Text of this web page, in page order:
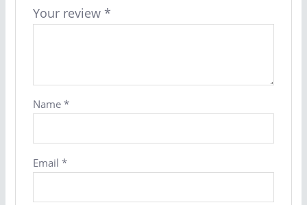
Your review *
Name *
Email *